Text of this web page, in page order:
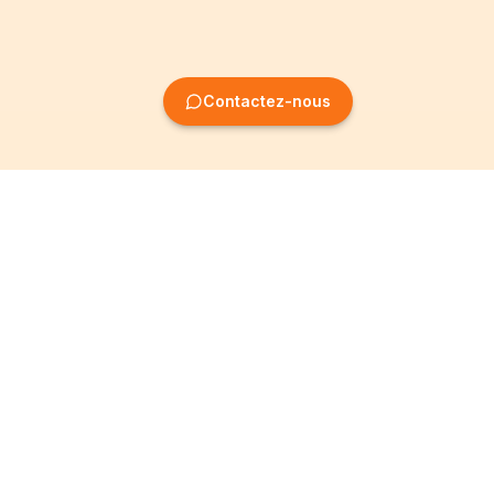
Contactez-nous